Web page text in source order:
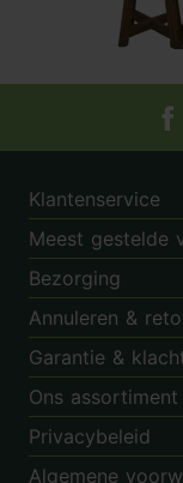
Klantenservice
Meest gestelde
Bezorging
Annuleren &
Garantie &
Ons assortiment
Privacybeleid
Algemene